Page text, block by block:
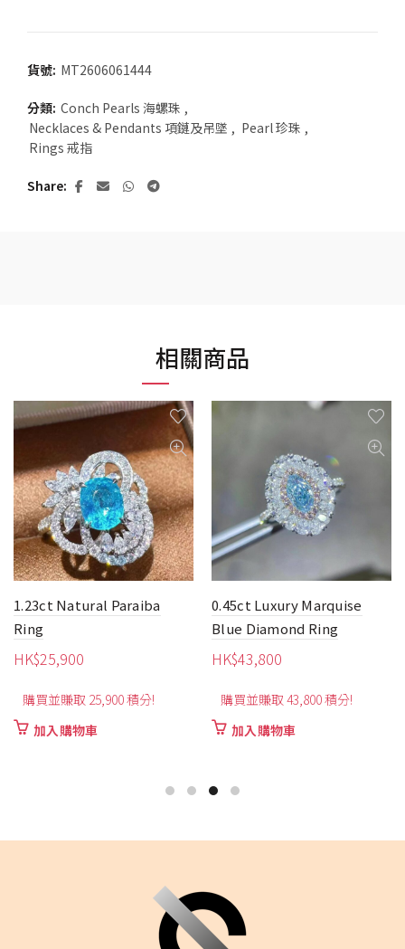
貨號: MT2606061444
分類: Conch Pearls 海螺珠 ,
Necklaces & Pendants 項鏈及吊墜 , Pearl 珍珠 ,
Rings 戒指
Share
相關商品
1.23ct Natural Paraiba
Ring
HK$25,900
購買並賺取 25,900 積分!
加入購物車
0.45ct Luxury Marquise
Blue Diamond Ring
HK$43,800
購買並賺取 43,800 積分!
加入購物車